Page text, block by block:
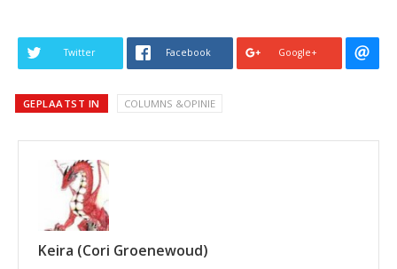
Twitter Facebook Google+
GEPLAATST IN COLUMNS &OPINIE
Keira (Cori Groenewoud)